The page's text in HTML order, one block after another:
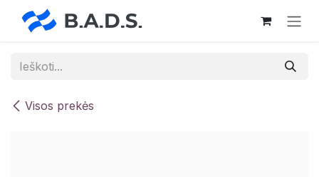
Skip to Content
Visos prekės